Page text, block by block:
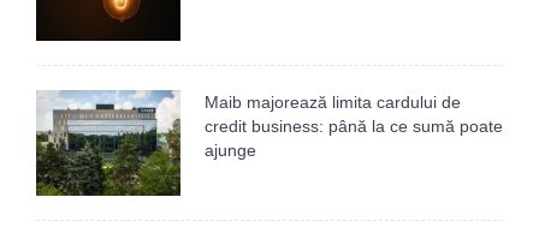
Maib majorează limita cardului de
credit business: până la ce sumă poate
ajunge